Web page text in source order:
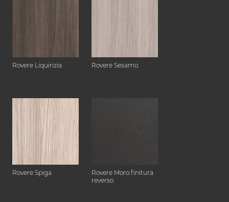
Rovere Liquirizia Rovere Sesamo
Rovere Spiga
Rovere Moro finitura
reverso